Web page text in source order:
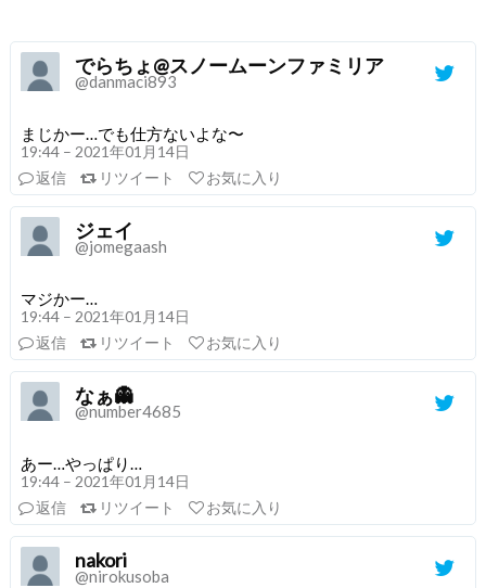
でらちょ@スノームーンファミリア
@danmaci893
まじかー…でも仕方ないよな〜
19:44 – 2021年01月14日
返信
リツイート お気に入り
ジェイ
@jomegaash
マジかー…
19:44 – 2021年01月14日
返信
リツイート お気に入り
なぁ👻
@number4685
あー…やっぱり…
19:44 – 2021年01月14日
返信
リツイート お気に入り
nakori
@nirokusoba